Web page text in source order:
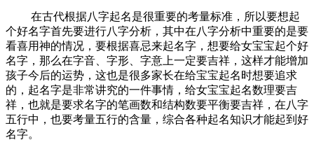
在古代根据八字起名是很重要的考量标准，所以要想起
个好名字首先要进行八字分析，其中在八字分析中重要的是要
看喜用神的情况，要根据喜忌来起名字，想要给女宝宝起个好
名字，那么在字音、字形、字意上一定要吉祥，这样才能增加
孩子今后的运势，这也是很多家长在给宝宝起名时想要追求
的，起名字是非常讲究的一件事情，给女宝宝起名数理要吉
祥，也就是要求名字的笔画数和结构数要平衡要吉祥，在八字
五行中，也要考量五行的含量，综合各种起名知识才能起到好
名字。